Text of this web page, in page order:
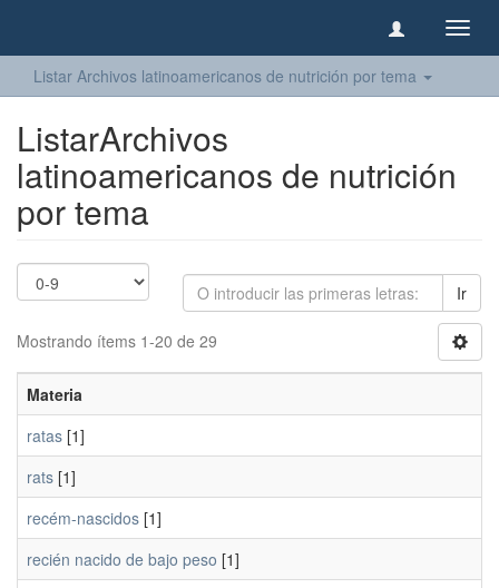
Listar Archivos latinoamericanos de nutrición por tema
ListarArchivos
latinoamericanos de nutrición
por tema
Ir
Mostrando ítems 1-20 de 29
Materia
ratas [1]
rats [1]
recém-nascidos [1]
recién nacido de bajo peso [1]